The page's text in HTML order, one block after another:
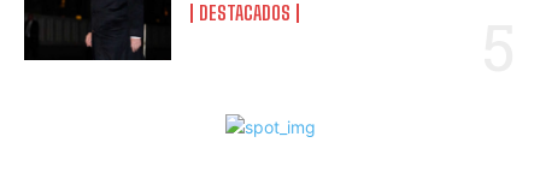
DESTACADOS